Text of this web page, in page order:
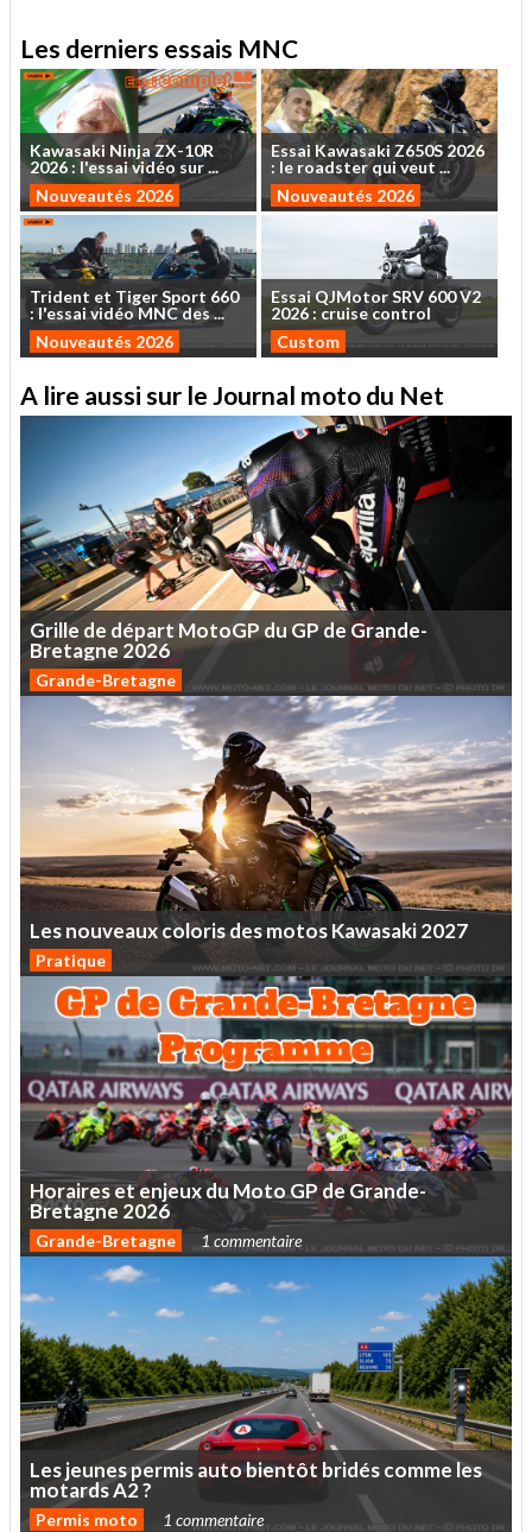
Les derniers essais MNC
Kawasaki NinjaZX-10R
2026: l'essaividéo sur...
Nouveautés 2026
Essai Kawasaki Z650S 2026
: le roadsterquiveut ...
Nouveautés 2026
Trident et TigerSport 660
: l'essaividéoMNCdes...
Nouveautés 2026
EssaiQJMotorSRV 600V2
2026 : cruise control
Custom
A lire aussi sur le Journal moto du Net
Grille de départ MotoGP duGPdeGrande-
Bretagne 2026
Grande-Bretagne
LesnouveauxcolorisdesmotosKawasaki2027
Pratique
HorairesetenjeuxduMotoGPdeGrande-
Bretagne 2026
Grande-Bretagne 1 commentaire
Lesjeunespermisautobientôt bridéscommeles
motardsA2?
Permis moto 1 commentaire